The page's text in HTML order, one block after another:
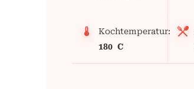
Kochtemperatur:
180 C